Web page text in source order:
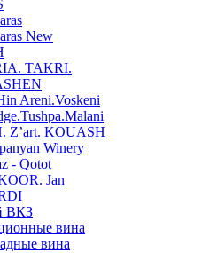
New
TAKRI.
Areni.Voskeni
Z’art. KOUASH
Winery
- Qotot
Jan
ВКЗ
вина
вина